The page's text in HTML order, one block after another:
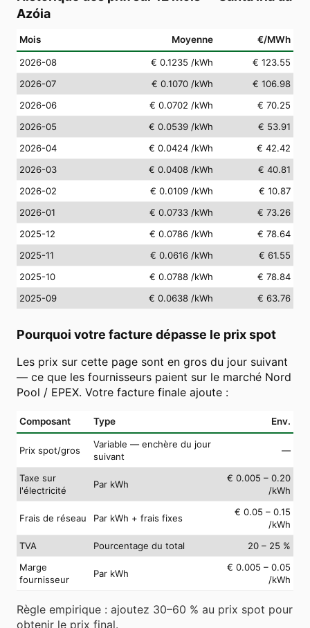
Azóia
Mois Moyenne €/MWh
2026-08 € 0.1235 /kWh
€ 123.55
2026-07
€ 0.1070 /kWh
€ 106.98
2026-06
€ 0.0702 /kWh
€ 70.25
2026-05
€ 0.0539 /kWh
€ 53.91
2026-04
€ 0.0424 /kWh
€ 42.42
2026-03
€ 0.0408 /kWh
€ 40.81
2026-02
€ 0.0109 /kWh
€ 10.87
2026-01
€ 0.0733 /kWh
€ 73.26
2025-12
€ 0.0786 /kWh
€ 78.64
2025-11
€ 0.0616 /kWh
€ 61.55
2025-10
€ 0.0788 /kWh
€ 78.84
2025-09
€ 0.0638 /kWh € 63.76
Pourquoi votre facture dépasse le prix spot
Les prix sur cette page sont en gros du jour suivant
— ce que les fournisseurs paient sur le marché Nord
Pool / EPEX. Votre facture finale ajoute :
Composant Type Env.
Prix spot/gros
Variable — enchère du jour
suivant
—
Taxe sur
l'électricité
Par kWh
€ 0.005 – 0.20
/kWh
Frais de réseau Par kWh + frais fixes
€ 0.05 – 0.15
/kWh
TVA
Pourcentage du total
20 – 25 %
Marge
fournisseur
Par kWh
€ 0.005 – 0.05
/kWh
Règle empirique : ajoutez 30–60 % au prix spot pour
obtenir le prix final.